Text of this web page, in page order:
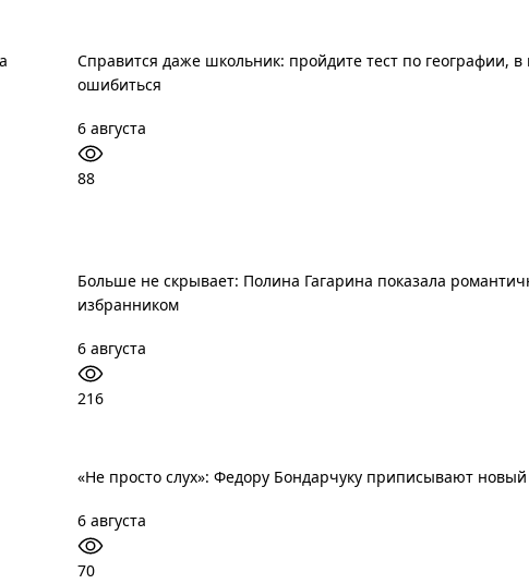
Справится даже школьник: пройдите тест по географии,
ошибиться
6 августа
88
Больше не скрывает: Полина Гагарина показала
избранником
6 августа
216
«Не просто слух»: Федору Бондарчуку приписывают
6 августа
70